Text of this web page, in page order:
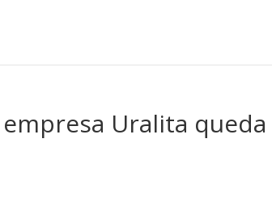
Uralita